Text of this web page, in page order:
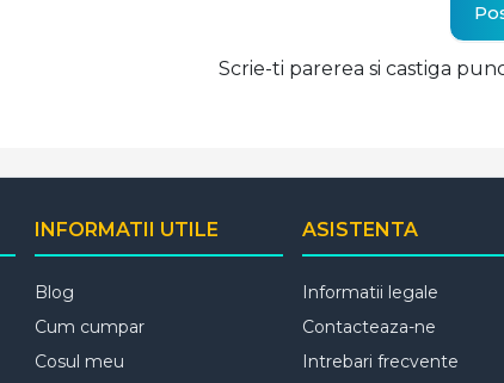
Scrie-ti parerea si castiga
INFORMATII UTILE
Blog
Cum cumpar
Cosul meu
ASISTENTA
Informatii legale
Contacteaza-ne
Intrebari frecvente